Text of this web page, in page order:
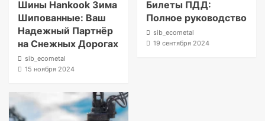
Шины Hankook Зима
Шипованные: Ваш
Надежный Партнёр
на Снежных Дорогах
sib_ecometal
15 ноября 2024
Билеты ПДД:
Полное руководство
sib_ecometal
19 сентября 2024